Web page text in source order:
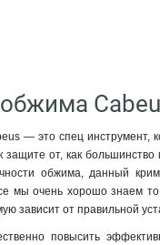
— это спец инструмент,
от, как большинство
обжима, данный
мы очень хорошо знаем
зависит от правильной
повысить